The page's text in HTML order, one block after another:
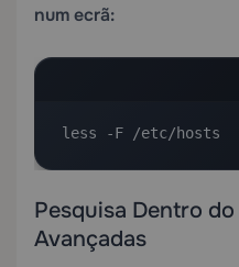
num ecrã:
less -F /etc/hosts
Pesquisa Dentro do
Avançadas